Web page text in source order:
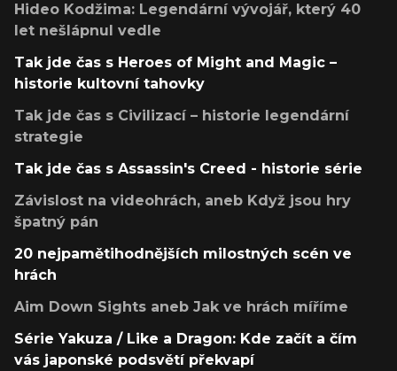
Hideo Kodžima: Legendární vývojář, který 40
let nešlápnul vedle
Tak jde čas s Heroes of Might and Magic –
historie kultovní tahovky
Tak jde čas s Civilizací – historie legendární
strategie
Tak jde čas s Assassin's Creed - historie série
Závislost na videohrách, aneb Když jsou hry
špatný pán
20 nejpamětihodnějších milostných scén ve
hrách
Aim Down Sights aneb Jak ve hrách míříme
Série Yakuza / Like a Dragon: Kde začít a čím
vás japonské podsvětí překvapí